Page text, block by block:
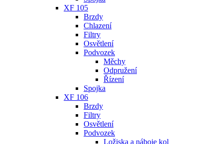
XF 105
Brzdy
Chlazení
Filtry
Osvětlení
Podvozek
Měchy
Odpružení
Řízení
Spojka
XF 106
Brzdy
Filtry
Osvětlení
Podvozek
Ložiska a náboje kol